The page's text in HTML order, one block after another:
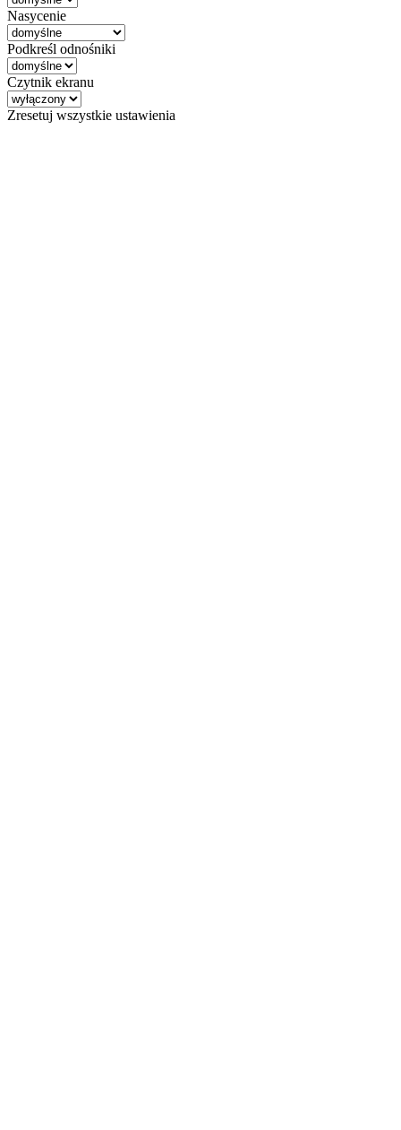
Nasycenie
Podkreśl odnośniki
Czytnik ekranu
Zresetuj wszystkie ustawienia